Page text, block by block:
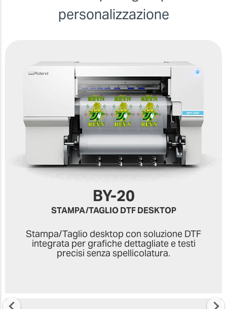
personalizzazione
BY-20
STAMPA/TAGLIO DTF DESKTOP
Stampa/Taglio desktop con soluzione DTF
integrata per grafiche dettagliate e testi
precisi senza spellicolatura.